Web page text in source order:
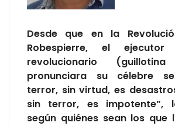
Desde que en la
Robespierre, el
revolucionario
pronunciara su célebre
terror, sin virtud, es
sin terror, es impotente”,
según quiénes sean los que